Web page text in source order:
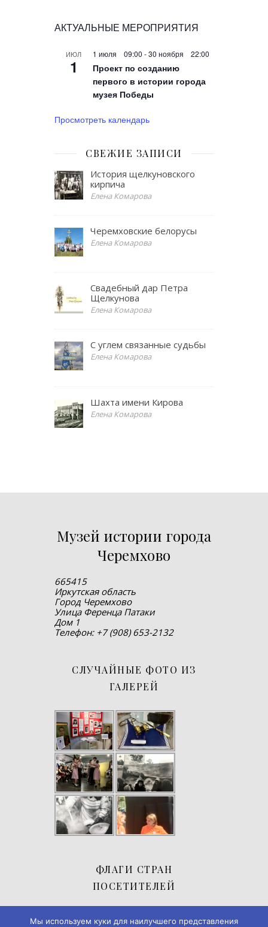
АКТУАЛЬНЫЕ МЕРОПРИЯТИЯ
ИЮЛ
1
1 июля 09:00 -30 ноября 22:00
Проект по созданию
первого в истории города
музея Победы
Просмотреть календарь
СВЕЖИЕ ЗАПИСИ
История щелкуновского
кирпича
Елена Комарова
Черемховские белорусы
Елена Комарова
Свадебный дар Петра
Щелкунова
Елена Комарова
С углем связанные судьбы
Елена Комарова
Шахта имени Кирова
Елена Комарова
Музей истории города
Черемхово
665415
Иркутская область
Город Черемхово
Улица Ференца Патаки
Дом 1
Телефон: +7 (908) 653-2132
СЛУЧАЙНЫЕ ФОТО ИЗ
ГАЛЕРЕЙ
ФЛАГИ СТРАН
ПОСЕТИТЕЛЕЙ
Мы используем куки для наилучшего представления